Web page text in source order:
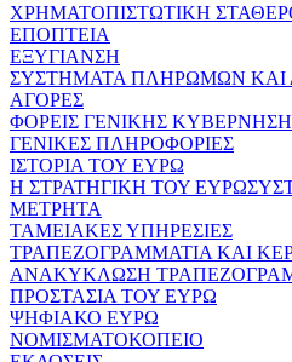
ΧΡΗΜΑΤΟΠΙΣΤΩΤΙΚΗ
ΕΠΟΠΤΕΙΑ
ΕΞΥΓΙΑΝΣΗ
ΣΥΣΤΗΜΑΤΑ ΠΛΗΡΩΜΩΝ ΚΑΙ
ΑΓΟΡΕΣ
ΦΟΡΕΙΣ ΓΕΝΙΚΗΣ
ΓΕΝΙΚΕΣ ΠΛΗΡΟΦΟΡΙΕΣ
ΙΣΤΟΡΙΑ ΤΟΥ ΕΥΡΩ
Η ΣΤΡΑΤΗΓΙΚΗ ΤΟΥ
ΜΕΤΡΗΤΑ
ΤΑΜΕΙΑΚΕΣ ΥΠΗΡΕΣΙΕΣ
ΤΡΑΠΕΖΟΓΡΑΜΜΑΤΙΑ ΚΑΙ
ΑΝΑΚΥΚΛΩΣΗ
ΠΡΟΣΤΑΣΙΑ ΤΟΥ ΕΥΡΩ
ΨΗΦΙΑΚΟ ΕΥΡΩ
ΝΟΜΙΣΜΑΤΟΚΟΠΕΙΟ